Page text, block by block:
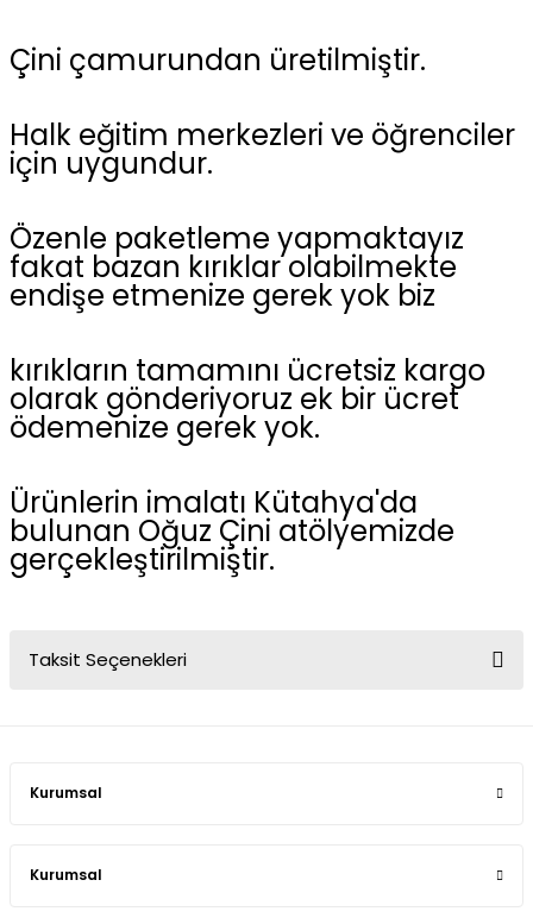
Çini çamurundan üretilmiştir.
Halk eğitim merkezleri ve öğrenciler
için uygundur.
Özenle paketleme yapmaktayız
fakat bazan kırıklar olabilmekte
endişe etmenize gerek yok biz
kırıkların tamamını ücretsiz kargo
olarak gönderiyoruz ek bir ücret
ödemenize gerek yok.
Ürünlerin imalatı Kütahya'da
bulunan Oğuz Çini atölyemizde
gerçekleştirilmiştir.
Taksit Seçenekleri
Kurumsal
Kurumsal